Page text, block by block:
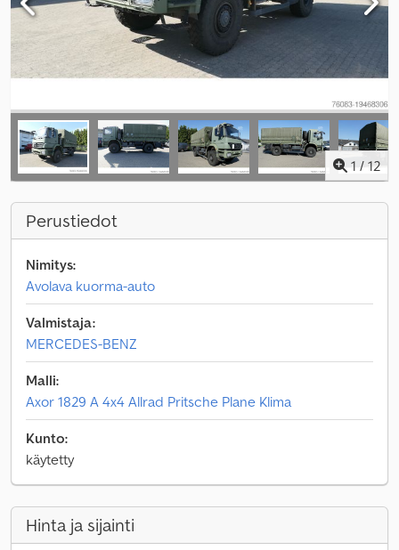
1 /12
Perustiedot
Nimitys:
Avolava kuorma-auto
Valmistaja:
MERCEDES-BENZ
Malli:
Axor 1829 A 4x4 Allrad Pritsche Plane Klima
Kunto:
käytetty
Hinta ja sijainti